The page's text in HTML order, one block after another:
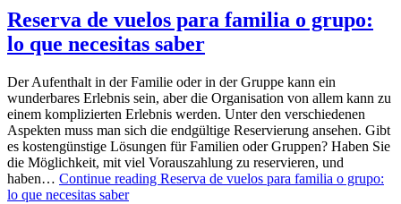
Reserva de vuelos para familia o grupo:
lo que necesitas saber
Der Aufenthalt in der Familie oder in der Gruppe kann ein
wunderbares Erlebnis sein, aber die Organisation von allem kann zu
einem komplizierten Erlebnis werden. Unter den verschiedenen
Aspekten muss man sich die endgültige Reservierung ansehen. Gibt
es kostengünstige Lösungen für Familien oder Gruppen? Haben Sie
die Möglichkeit, mit viel Vorauszahlung zu reservieren, und
haben… Continue reading Reserva de vuelos para familia o grupo:
lo que necesitas saber